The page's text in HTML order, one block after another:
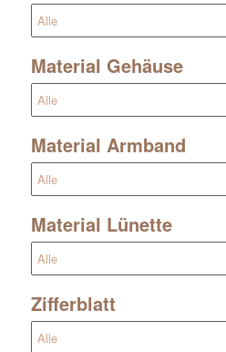
Material Gehäuse
Material Armband
Material Lünette
Zifferblatt